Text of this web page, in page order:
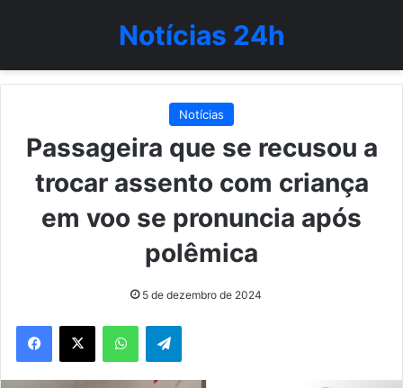
Notícias 24h
Notícias
Passageira que se recusou a
trocar assento com criança
em voo se pronuncia após
polêmica
5 de dezembro de 2024
WhatsAppTelegram